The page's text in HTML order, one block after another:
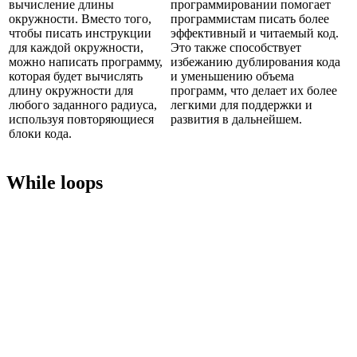
вычисление длины
окружности. Вместо того,
чтобы писать инструкции
для каждой окружности,
можно написать программу,
которая будет вычислять
длину окружности для
любого заданного радиуса,
используя повторяющиеся
блоки кода.
программировании помогает
программистам писать более
эффективный и читаемый код.
Это также способствует
избежанию дублирования кода
и уменьшению объема
программ, что делает их более
легкими для поддержки и
развития в дальнейшем.
While loops